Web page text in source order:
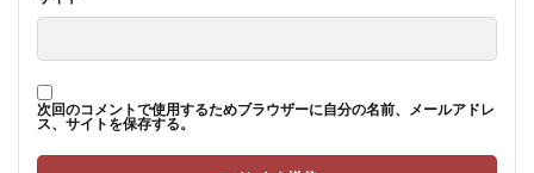
次回のコメントで使用するためブラウザーに自分の名前、メールアドレ
ス、サイトを保存する。